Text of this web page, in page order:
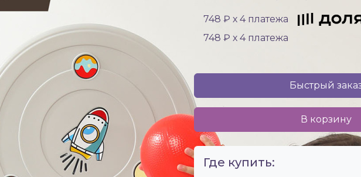
748 ₽ х 4 платежа
748 ₽ х 4 платежа
Быстрый
В корзину
Где купить: